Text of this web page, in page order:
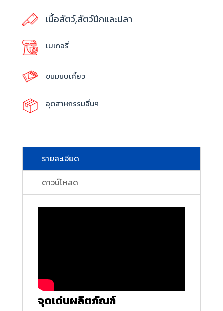
เนื้อสัตว์,สัตว์ปีกและปลา
เบเกอรี่
ขนมขบเคี้ยว
อุตสาหกรรมอื่นๆ
รายละเอียด
ดาวน์โหลด
จุดเด่นผลิตภัณฑ์